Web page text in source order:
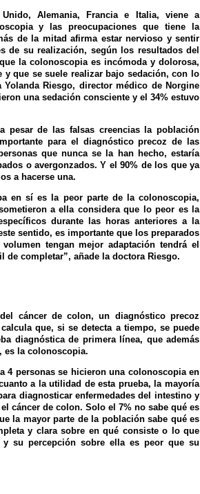
Alemania, Francia e Italia, viene a
y las preocupaciones que tiene la
de la mitad afirma estar nervioso y sentir
de su realización, según los resultados del
la colonoscopia es incómoda y dolorosa,
que se suele realizar bajo sedación, con lo
Riesgo, director médico de Norgine
una sedación consciente y el 34% estuvo
pesar de las falsas creencias la población
para el diagnóstico precoz de las
que nunca se la han hecho, estaría
o avergonzados. Y el 90% de los que ya
a hacerse una.
en sí es la peor parte de la colonoscopia,
a ella considera que lo peor es la
durante las horas anteriores a la
sentido, es importante que los preparados
tengan mejor adaptación tendrá el
de completar”, añade la doctora Riesgo.
cáncer de colon, un diagnóstico precoz
que, si se detecta a tiempo, se puede
diagnóstica de primera línea, que además
es la colonoscopia.
4 personas se hicieron una colonoscopia en
a la utilidad de esta prueba, la mayoría
diagnosticar enfermedades del intestino y
cáncer de colon. Solo el 7% no sabe qué es
la mayor parte de la población sabe qué es
y clara sobre en qué consiste o lo que
su percepción sobre ella es peor que su